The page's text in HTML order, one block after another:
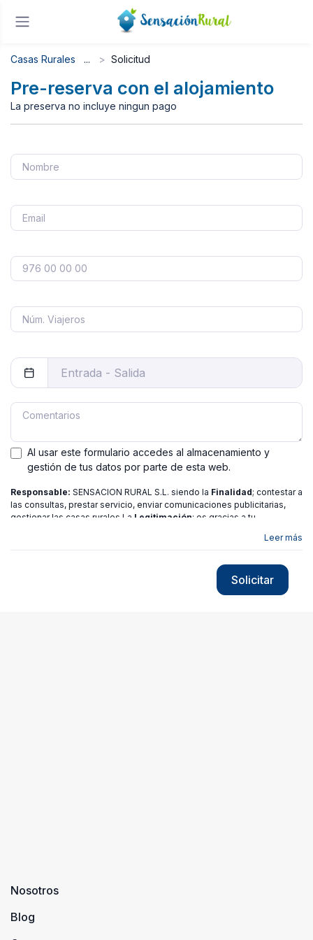
Casas Rurales Solicitud
Pre-reserva con el alojamiento
La preserva no incluye ningun pago
Al usar este formulario accedes al almacenamiento y
gestión de tus datos por parte de esta web.
Responsable: SENSACION RURAL S.L. siendo la Finalidad; contestar a
las consultas, prestar servicio, enviar comunicaciones publicitarias,
gestionar las casas rurales La Legitimación; es gracias a tu
de Acceso,
política de privacidad
Leer más
Solicitar
Nosotros
Blog